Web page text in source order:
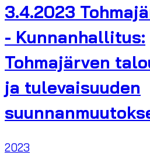
3.4.2023
- Kunnanhallitus:
Tohmajärven
ja tulevaisuuden
2023